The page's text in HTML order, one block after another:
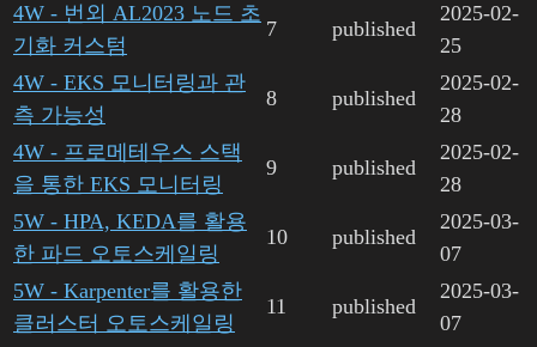
4W - 번외 AL2023 노드 초
기화 커스텀
7 published
2025-02-
25
4W - EKS 모니터링과 관
측 가능성
8 published
2025-02-
28
4W - 프로메테우스 스택
을 통한 EKS 모니터링
9 published
2025-02-
28
5W - HPA, KEDA를 활용
한 파드 오토스케일링
10 published
2025-03-
07
5W - Karpenter를 활용한
클러스터 오토스케일링
11 published
2025-03-
07